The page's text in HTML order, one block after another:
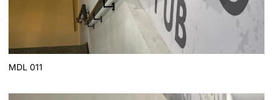
MDL 011